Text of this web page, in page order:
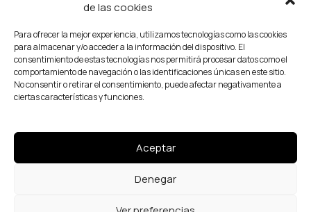
de las cookies
Para ofrecer la mejor experiencia, utilizamos tecnologías como las cookies
para almacenar y/o acceder a la información del dispositivo. El
consentimiento de estas tecnologías nos permitirá procesar datos como el
comportamiento de navegación o las identificaciones únicas en este sitio.
No consentir o retirar el consentimiento, puede afectar negativamente a
ciertas características y funciones.
Aceptar
Denegar
Política de cookies